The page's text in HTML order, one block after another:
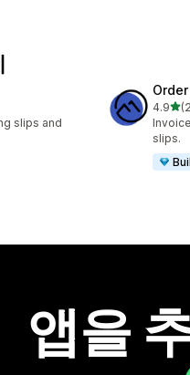
slips and
4.9별
총 리
slips.
앱을